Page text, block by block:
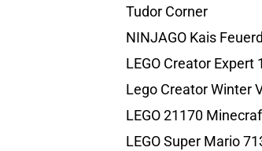
Tudor Corner
NINJAGO Kais
LEGO Creator
Lego Creator Winter
LEGO 21170
LEGO Super Mario